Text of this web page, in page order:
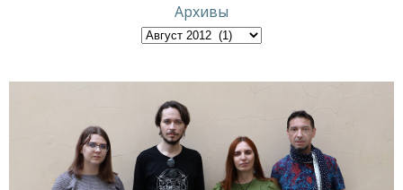
Архивы